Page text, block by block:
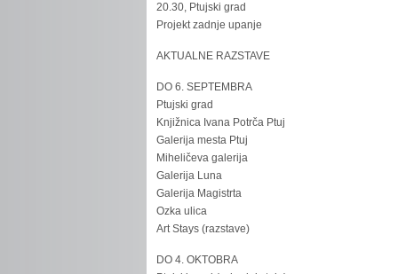
20.30, Ptujski grad
Projekt zadnje upanje
AKTUALNE RAZSTAVE
DO 6. SEPTEMBRA
Ptujski grad
Knjižnica Ivana Potrča Ptuj
Galerija mesta Ptuj
Miheličeva galerija
Galerija Luna
Galerija Magistrta
Ozka ulica
Art Stays (razstave)
DO 4. OKTOBRA